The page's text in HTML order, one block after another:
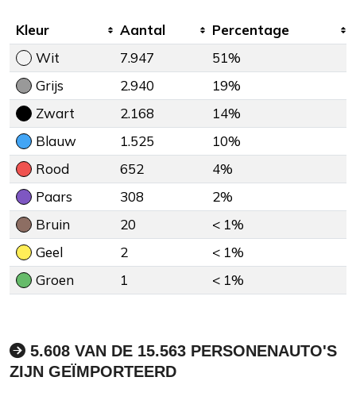
Kleur Aantal
Percentage
Wit
7.947
51%
Grijs
2.940
19%
Zwart
2.168
14%
Blauw
1.525
10%
Rood
652
4%
Paars
308
2%
Bruin
20
< 1%
Geel
2
< 1%
Groen
1 < 1%
5.608 VAN DE 15.563 PERSONENAUTO'S
ZIJN GEÏMPORTEERD